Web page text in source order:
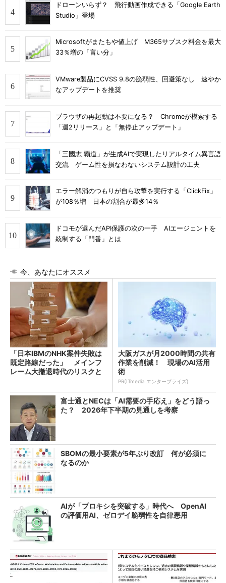
ドローンいらず？ 飛行動画作成できる「Google Earth
Studio」登場
Microsoftがまたもや値上げ M365サブスク料金を最大
33％増の「言い分」
VMware製品にCVSS 9.8の脆弱性、回避策なし 速やか
なアップデートを推奨
ブラウザの再起動は不要になる？ Chromeが模索する
「週2リリース」と「無停止アップデート」
「三國志 覇道」が生成AIで実現したリアルタイム異言語
交流 ゲーム性を損なわないシステム設計の工夫
エラー解消のつもりが自ら攻撃を実行する「ClickFix」
が108％増 日本の割合が最多14％
ドコモが選んだAPI保護の次の一手 AIエージェントを
統制する「門番」とは
今、あなたにオススメ
「日本IBMのNHK案件失敗は
既定路線だった」 メインフ
レーム大撤退時代のリスクと
大阪ガスが月2000時間の共有
作業を削減！ 現場のAI活用
術
PR(ITmedia エンタープライズ)
富士通とNECは「AI需要の手応え」をどう語っ
た？ 2026年下半期の見通しを考察
SBOMの最小要素が5年ぶり改訂 何が必須に
なるのか
AIが「プロキシを突破する」時代へ OpenAI
の評価用AI、ゼロデイ脆弱性を自律悪用